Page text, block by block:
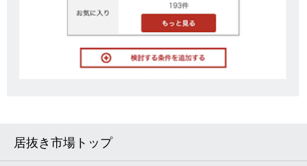
居抜き市場トップ